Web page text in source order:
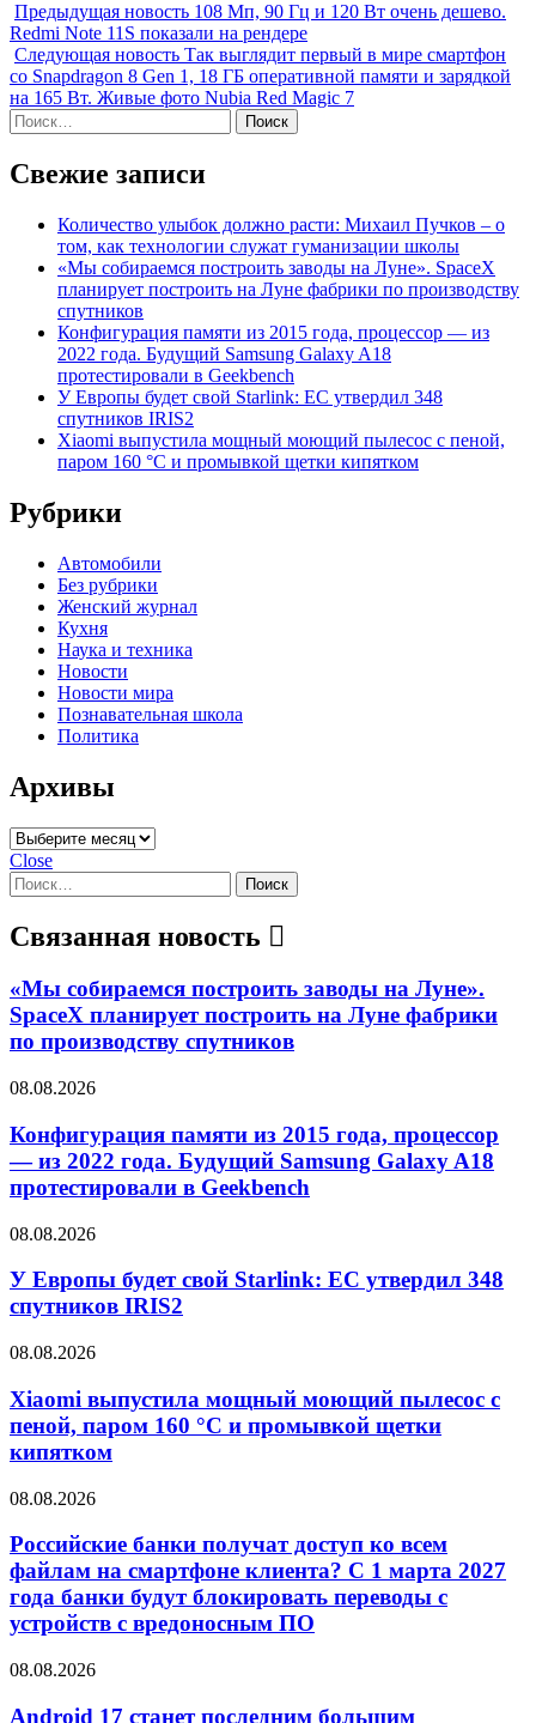
Предыдущая новость 108 Мп, 90 Гц и 120 Вт очень дешево.
Redmi Note 11S показали на рендере
Следующая новость Так выглядит первый в мире смартфон
со Snapdragon 8 Gen 1, 18 ГБ оперативной памяти и зарядкой
на 165 Вт. Живые фото Nubia Red Magic 7
Найти:
Свежие записи
Количество улыбок должно расти: Михаил Пучков – о
том, как технологии служат гуманизации школы
«Мы собираемся построить заводы на Луне». SpaceX
планирует построить на Луне фабрики по производству
спутников
Конфигурация памяти из 2015 года, процессор — из
2022 года. Будущий Samsung Galaxy A18
протестировали в Geekbench
У Европы будет свой Starlink: ЕС утвердил 348
спутников IRIS2
Xiaomi выпустила мощный моющий пылесос с пеной,
паром 160 °C и промывкой щетки кипятком
Рубрики
Автомобили
Без рубрики
Женский журнал
Кухня
Наука и техника
Новости
Новости мира
Познавательная школа
Политика
Архивы
Архивы
Close
Найти:
Связанная новость
«Мы собираемся построить заводы на Луне».
SpaceX планирует построить на Луне фабрики
по производству спутников
08.08.2026
Конфигурация памяти из 2015 года, процессор
— из 2022 года. Будущий Samsung Galaxy A18
протестировали в Geekbench
08.08.2026
У Европы будет свой Starlink: ЕС утвердил 348
спутников IRIS2
08.08.2026
Xiaomi выпустила мощный моющий пылесос с
пеной, паром 160 °C и промывкой щетки
кипятком
08.08.2026
Российские банки получат доступ ко всем
файлам на смартфоне клиента? С 1 марта 2027
года банки будут блокировать переводы с
устройств с вредоносным ПО
08.08.2026
Android 17 станет последним большим